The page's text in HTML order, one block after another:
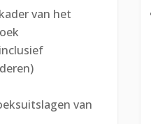
van het
van